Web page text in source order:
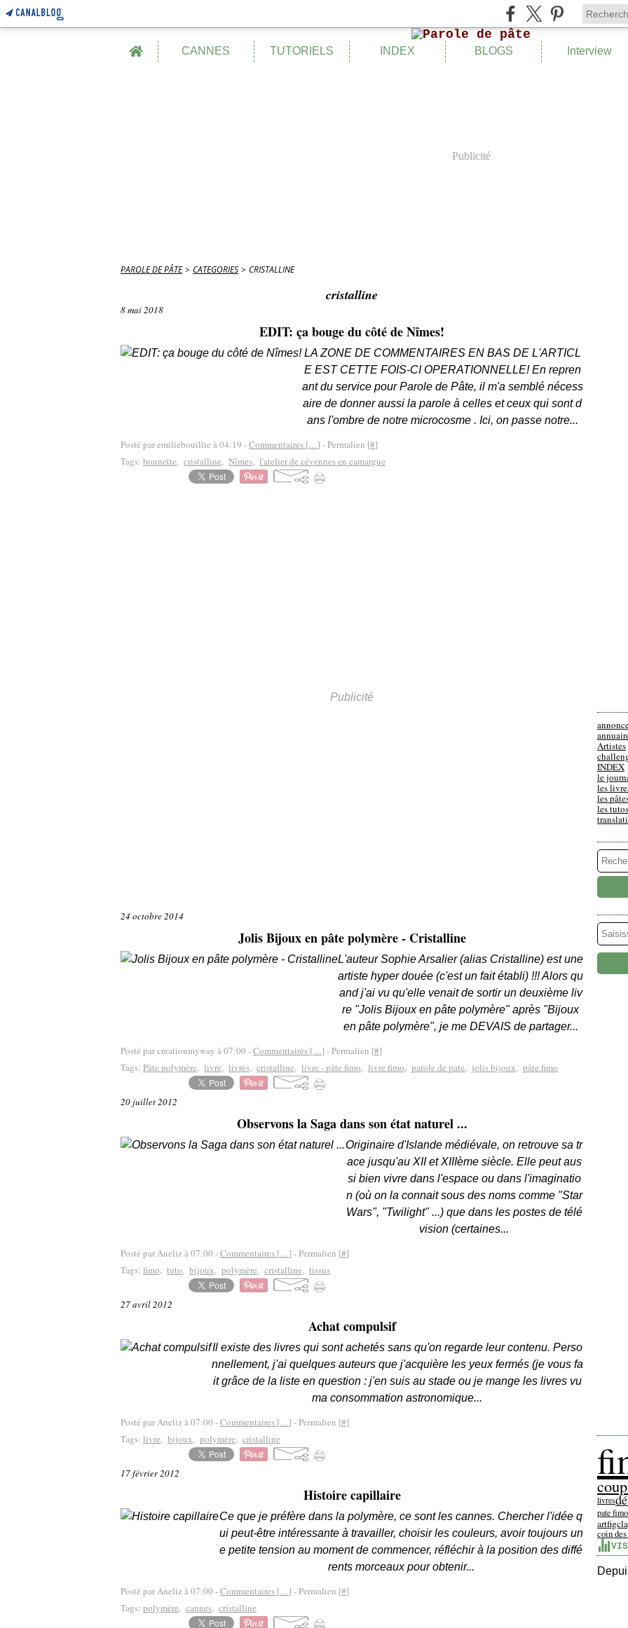
Home CANNES TUTORIELS INDEX BLOGS Interview
Publicité
PAROLE DE PÂTE > CATEGORIES > CRISTALLINE
cristalline
8 mai 2018
EDIT: ça bouge du côté de Nîmes!
LA ZONE DE COMMENTAIRES EN BAS DE L'ARTICL
E EST CETTE FOIS-CI OPERATIONNELLE! En repren
ant du service pour Parole de Pâte, il m'a semblé nécess
aire de donner aussi la parole à celles et ceux qui sont d
ans l'ombre de notre microcosme . Ici, on passe notre...
Posté par emiliebouillie à 04:19 -Commentaires […] - Permalien [#]
Tags: bounette, cristalline, Nîmes, l'atelier de cévennes en camargue
Publicité
24 octobre 2014
Jolis Bijoux en pâte polymère - Cristalline
L'auteur Sophie Arsalier (alias Cristalline) est une
artiste hyper douée (c'est un fait établi) !!! Alors qu
and j'ai vu qu'elle venait de sortir un deuxième liv
re "Jolis Bijoux en pâte polymère" après "Bijoux
en pâte polymère", je me DEVAIS de partager...
Posté par creationmyway à 07:00 -Commentaires […] - Permalien [#]
Tags: Pâte polymère, livre, livres, cristalline, livre - pâte fimo, livre fimo, parole de pate, jolis bijoux, pâte fimo
20 juillet 2012
Observons la Saga dans son état naturel ...
Originaire d'Islande médiévale, on retrouve sa tr
ace jusqu'au XII et XIIIème siècle. Elle peut aus
si bien vivre dans l'espace ou dans l'imaginatio
n (où on la connait sous des noms comme "Star
Wars", "Twilight" ...) que dans les postes de télé
vision (certaines...
Posté par Aneliz à 07:00 -Commentaires […] - Permalien [#]
Tags: fimo, tuto, bijoux, polymère, cristalline, tissus
27 avril 2012
Achat compulsif
Il existe des livres qui sont achetés sans qu'on regarde leur contenu. Perso
nnellement, j'ai quelques auteurs que j'acquière les yeux fermés (je vous fa
it grâce de la liste en question : j'en suis au stade ou je mange les livres vu
ma consommation astronomique...
Posté par Aneliz à 07:00 -Commentaires […] - Permalien [#]
Tags: livre, bijoux, polymère, cristalline
17 février 2012
Histoire capillaire
Ce que je préfère dans la polymère, ce sont les cannes. Chercher l'idée q
ui peut-être intéressante à travailler, choisir les couleurs, avoir toujours un
e petite tension au moment de commencer, réfléchir à la position des diffé
rents morceaux pour obtenir...
Posté par Aneliz à 07:00 -Commentaires […] - Permalien [#]
Tags: polymère, cannes, cristalline
Artistes
INDEX
le
les
les
les tutos
livres
pate fimo
coin